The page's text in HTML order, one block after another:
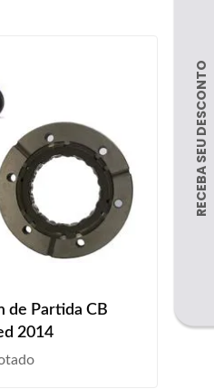
de Partida CB
2014